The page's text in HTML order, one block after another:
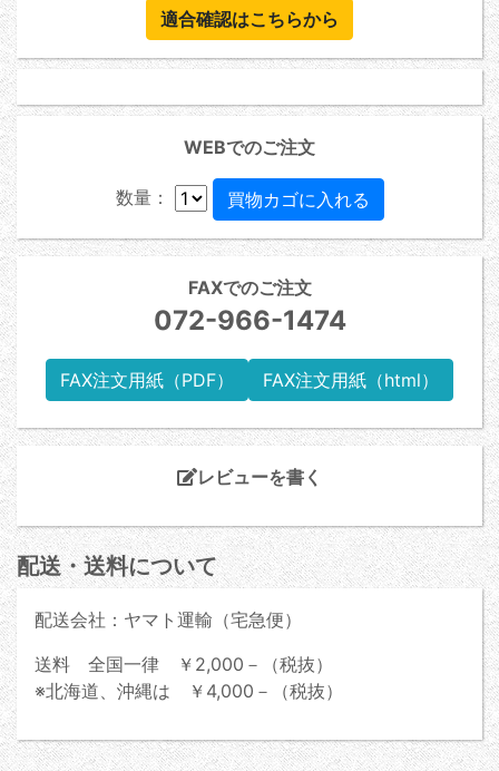
適合確認はこちらから
WEBでのご注文
数量：
FAXでのご注文
072-966-1474
FAX注文用紙（PDF） FAX注文用紙（html）
レビューを書く
配送・送料について
配送会社：ヤマト運輸（宅急便）
送料 全国一律 ￥2,000－（税抜）
※北海道、沖縄は ￥4,000－（税抜）